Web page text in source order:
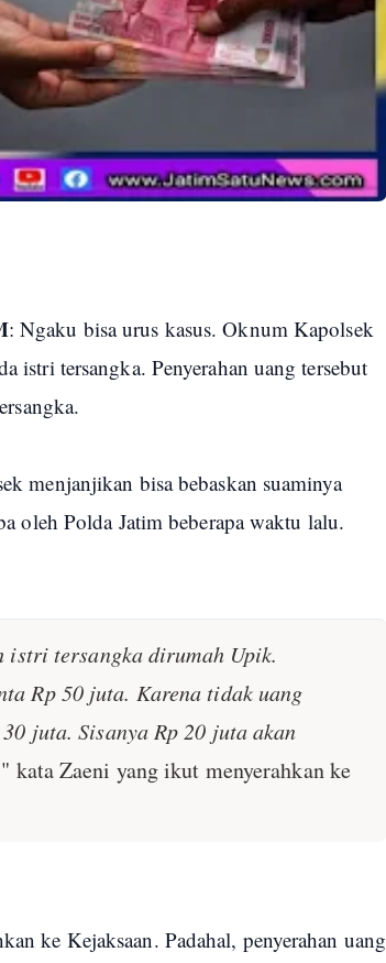
: Ngaku bisa urus kasus. Oknum Kapolsek
tersangka. Penyerahan uang tersebut
menjanjikan bisa bebaskan suaminya
oleh Polda Jatim beberapa waktu lalu.
istri tersangka dirumah Upik.
Rp 50 juta. Karena tidak uang
juta. Sisanya Rp 20 juta akan
kata Zaeni yang ikut menyerahkan ke
ke Kejaksaan. Padahal, penyerahan uang